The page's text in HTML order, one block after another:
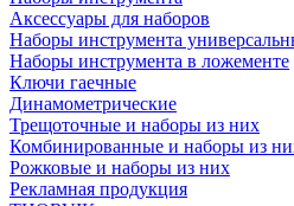
Аксессуары для наборов
Наборы инструмента
Наборы инструмента в ложементе
Ключи гаечные
Динамометрические
Трещоточные и наборы из них
Комбинированные и наборы из
Рожковые и наборы из них
Рекламная продукция